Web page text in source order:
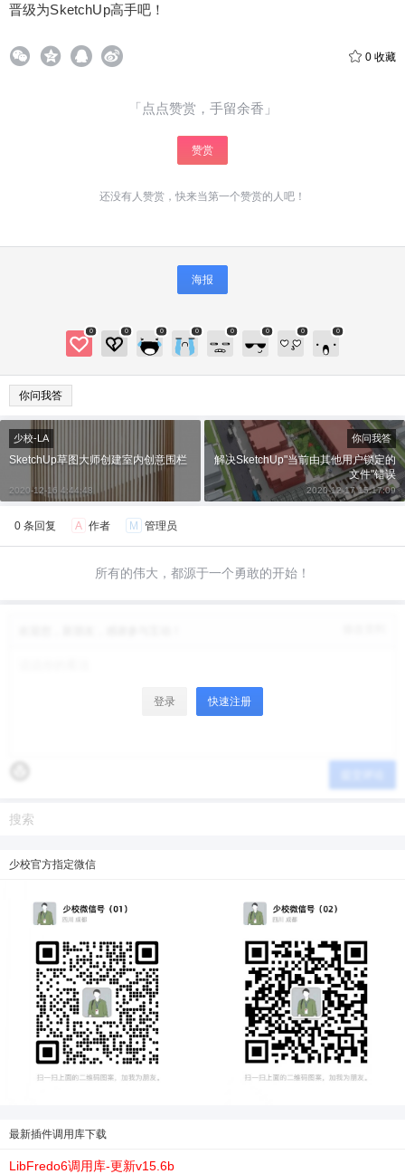
晋级为SketchUp高手吧！
0 收藏
「点点赞赏，手留余香」
赞赏
还没有人赞赏，快来当第一个赞赏的人吧！
海报
0 0 0 0 0 0 0 0
你问我答
给少校-LA打赏
50 元 自定义
立刻支付
少校-LA
SketchUp草图大师创建室内创意围栏
2020-12-16 4:44:48
你问我答
解决SketchUp"当前由其他用户锁定的
文件"错误
2020-12-17 15:17:09
0 条回复 A 作者 M 管理员
所有的伟大，都源于一个勇敢的开始！
登录 快速注册
少校官方指定微信
最新插件调用库下载
LibFredo6调用库-更新v15.6b
您没有权限发布内容，请购买会员或者提升权
限。
6位以上
6位以上